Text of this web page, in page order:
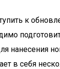
к
нанесения
в себя